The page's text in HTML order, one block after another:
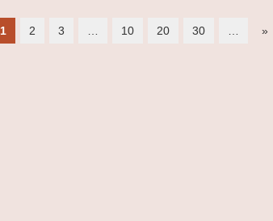
1 2 3 10 20 30 »